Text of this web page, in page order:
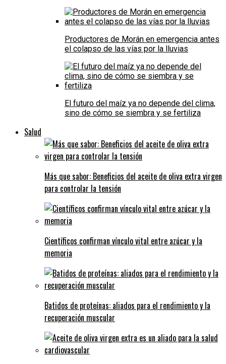
Productores de Morán en emergencia antes
el colapso de las vías por la lluvias
El futuro del maíz ya no depende del clima,
sino de cómo se siembra y se fertiliza
Salud
Más que sabor: Beneficios del aceite de oliva extra virgen
para controlar la tensión
Científicos confirman vínculo vital entre azúcar y la
memoria
Batidos de proteínas: aliados para el rendimiento y la
recuperación muscular